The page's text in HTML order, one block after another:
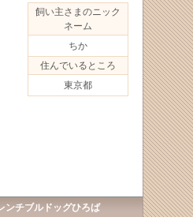
飼い主さまのニック
ネーム
ちか
住んでいるところ
東京都
チブルドッグひろば